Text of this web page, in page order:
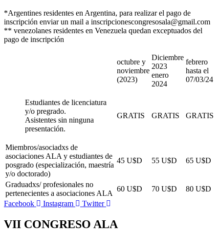
*Argentines residentes en Argentina, para realizar el pago de
inscripción enviar un mail a inscripcionescongresosala@gmail.com
** venezolanes residentes en Venezuela quedan exceptuados del
pago de inscripción
octubre y
noviembre
(2023)
Diciembre
2023
enero
2024
febrero
hasta el
07/03/24
Estudiantes de licenciatura
y/o pregrado.
Asistentes sin ninguna
presentación.
GRATIS GRATIS GRATIS
Miembros/asociadxs de
asociaciones ALA y estudiantes de
posgrado (especialización, maestría
y/o doctorado)
45 U$D 55 U$D 65 U$D
Graduadxs/ profesionales no
pertenecientes a asociaciones ALA
60 U$D 70 U$D
80 U$D
Facebook
Instagram Twitter
VII CONGRESO ALA